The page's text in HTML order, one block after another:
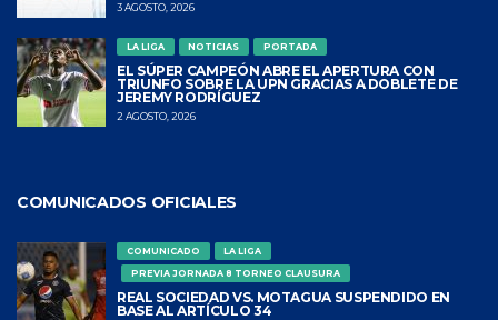
3 AGOSTO, 2026
LA LIGA NOTICIAS PORTADA
EL SÚPER CAMPEÓN ABRE EL APERTURA CON
TRIUNFO SOBRE LA UPN GRACIAS A DOBLETE DE
JEREMY RODRÍGUEZ
2 AGOSTO, 2026
COMUNICADOS OFICIALES
COMUNICADO
LA LIGA
PREVIA JORNADA 8 TORNEO CLAUSURA
REAL SOCIEDAD VS. MOTAGUA SUSPENDIDO EN
BASE AL ARTÍCULO 34